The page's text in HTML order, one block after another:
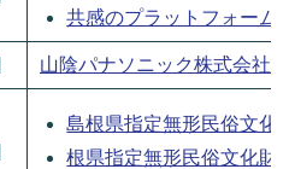
共感のプラットフォーム
山陰パナソニック株式会社
島根県指定無形民俗文化
根県指定無形民俗文化財